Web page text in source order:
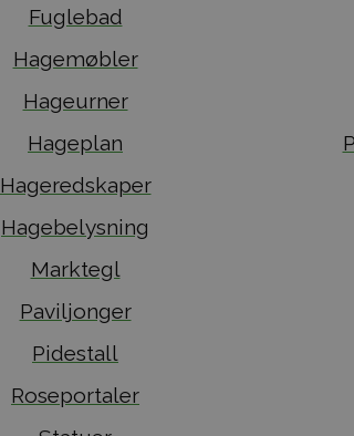
Fuglebad
Hagemøbler
Hageurner
Hageplan
Hageredskaper
Hagebelysning
Marktegl
Paviljonger
Pidestall
Roseportaler